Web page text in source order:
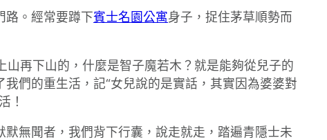
路。經常要蹲下賓士名園公寓身子，捉住茅草順勢而
再下山的，什麼是智子魔若木？就是能夠從兒子的
們的重生活，記“女兒說的是實話，其實因為婆婆對
！
無聞者，我們背下行囊，說走就走，踏遍青隱士未